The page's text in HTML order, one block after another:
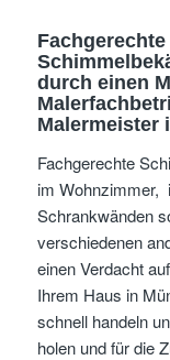
durch einen
Malermeister
Fachgerechte
im Wohnzimmer,
Schrankwänden
verschiedenen
einen Verdacht
Ihrem Haus in
schnell handeln
holen und für die